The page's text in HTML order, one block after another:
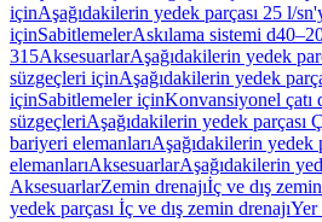
içinAşağıdakilerin yedek parçası 25 l/
içinSabitlemelerAskılama sistemi
315AksesuarlarAşağıdakilerin yedek
süzgeçleri içinAşağıdakilerin yedek
içinSabitlemeler içinKonvansiyonel çatı
süzgeçleriAşağıdakilerin yedek parçası
bariyeri elemanlarıAşağıdakilerin yedek
elemanlarıAksesuarlarAşağıdakilerin
AksesuarlarZemin drenajıİç ve dış
yedek parçası İç ve dış zemin drenajıYer